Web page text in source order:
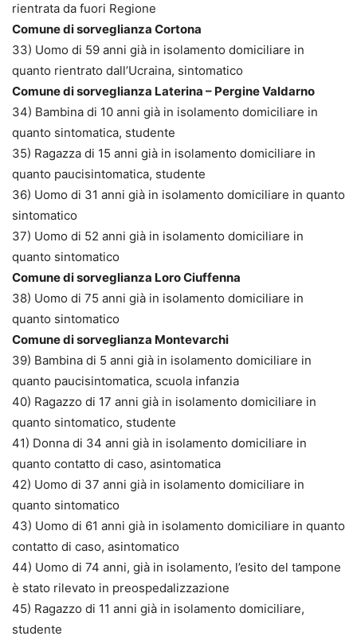
rientrata da fuori Regione
Comune di sorveglianza Cortona
33) Uomo di 59 anni già in isolamento domiciliare in
quanto rientrato dall’Ucraina, sintomatico
Comune di sorveglianza Laterina – Pergine Valdarno
34) Bambina di 10 anni già in isolamento domiciliare in
quanto sintomatica, studente
35) Ragazza di 15 anni già in isolamento domiciliare in
quanto paucisintomatica, studente
36) Uomo di 31 anni già in isolamento domiciliare in quanto
sintomatico
37) Uomo di 52 anni già in isolamento domiciliare in
quanto sintomatico
Comune di sorveglianza Loro Ciuffenna
38) Uomo di 75 anni già in isolamento domiciliare in
quanto sintomatico
Comune di sorveglianza Montevarchi
39) Bambina di 5 anni già in isolamento domiciliare in
quanto paucisintomatica, scuola infanzia
40) Ragazzo di 17 anni già in isolamento domiciliare in
quanto sintomatico, studente
41) Donna di 34 anni già in isolamento domiciliare in
quanto contatto di caso, asintomatica
42) Uomo di 37 anni già in isolamento domiciliare in
quanto sintomatico
43) Uomo di 61 anni già in isolamento domiciliare in quanto
contatto di caso, asintomatico
44) Uomo di 74 anni, già in isolamento, l’esito del tampone
è stato rilevato in preospedalizzazione
45) Ragazzo di 11 anni già in isolamento domiciliare,
studente